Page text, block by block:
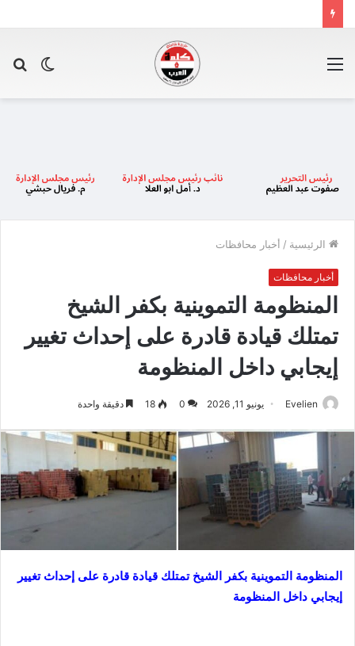
الوضع
الرئيسية / أخبار محافظات
أخبار محافظات
المنظومة التموينية بكفر الشيخ
تمتلك قيادة قادرة على إحداث تغيير
إيجابي داخل المنظومة
Evelien يونيو 11, 2026 0
18 دقيقة واحدة
المنظومة التموينية بكفر الشيخ تمتلك قيادة قادرة على إحداث تغيير
إيجابي داخل المنظومة